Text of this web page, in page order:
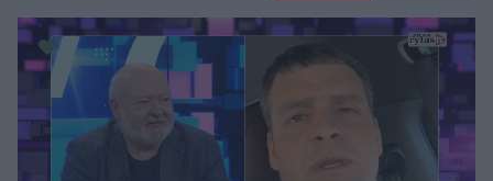
Paremkite Ukrainą